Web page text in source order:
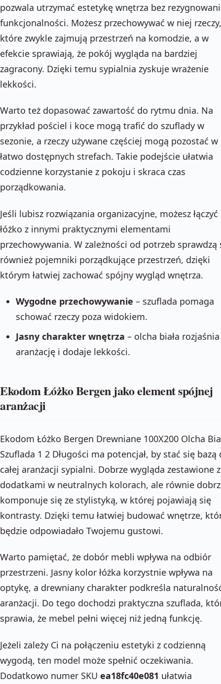
pozwala utrzymać estetykę wnętrza bez
funkcjonalności. Możesz przechowywać w niej rzeczy,
które zwykle zajmują przestrzeń na komodzie, a w
efekcie sprawiają, że pokój wygląda na bardziej
zagracony. Dzięki temu sypialnia zyskuje wrażenie
lekkości.
Warto też dopasować zawartość do rytmu dnia. Na
przykład pościel i koce mogą trafić do szuflady w
sezonie, a rzeczy używane częściej mogą pozostać w
łatwo dostępnych strefach. Takie podejście ułatwia
codzienne korzystanie z pokoju i skraca czas
porządkowania.
Jeśli lubisz rozwiązania organizacyjne, możesz łączyć
łóżko z innymi praktycznymi elementami
przechowywania. W zależności od potrzeb sprawdzą
również pojemniki porządkujące przestrzeń, dzięki
którym łatwiej zachować spójny wygląd wnętrza.
Wygodne przechowywanie – szuflada pomaga
schować rzeczy poza widokiem.
Jasny charakter wnętrza – olcha biała rozjaśnia
aranżację i dodaje lekkości.
Ekodom Łóżko Bergen jako element spójnej
aranżacji
Ekodom Łóżko Bergen Drewniane 100X200 Olcha
Szuflada 1 2 Długości ma potencjał, by stać się bazą
całej aranżacji sypialni. Dobrze wygląda zestawione z
dodatkami w neutralnych kolorach, ale równie
komponuje się ze stylistyką, w której pojawiają się
kontrasty. Dzięki temu łatwiej budować wnętrze,
będzie odpowiadało Twojemu gustowi.
Warto pamiętać, że dobór mebli wpływa na odbiór
przestrzeni. Jasny kolor łóżka korzystnie wpływa na
optykę, a drewniany charakter podkreśla
aranżacji. Do tego dochodzi praktyczna szuflada,
sprawia, że mebel pełni więcej niż jedną funkcję.
Jeżeli zależy Ci na połączeniu estetyki z codzienną
wygodą, ten model może spełnić oczekiwania.
Dodatkowo numer SKU ea18fc40e081 ułatwia